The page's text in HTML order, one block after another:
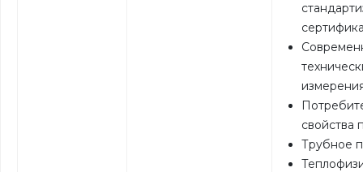
свойства
Трубное